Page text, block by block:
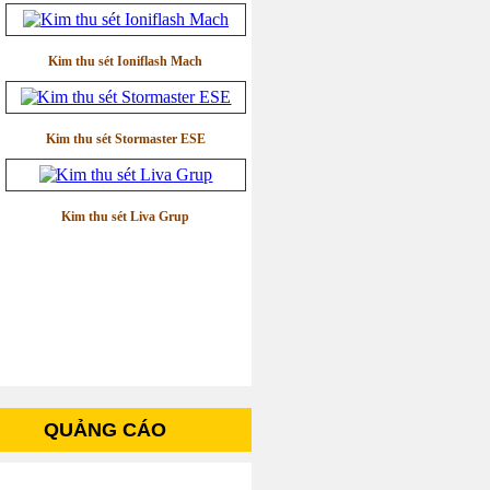
Kim thu sét Ioniflash Mach
Kim thu sét Stormaster ESE
Kim thu sét Liva Grup
QUẢNG CÁO